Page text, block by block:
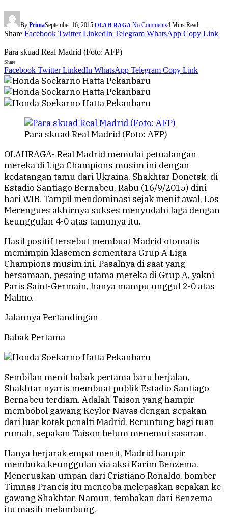
By PrimaSeptember 16, 2015 OLAH RAGA No Comments4 Mins Read
Share Facebook Twitter LinkedIn Telegram WhatsApp Copy Link
Para skuad Real Madrid (Foto: AFP)
Share
Facebook Twitter LinkedIn WhatsApp Telegram Copy Link
Para skuad Real Madrid (Foto: AFP)
OLAHRAGA- Real Madrid memulai petualangan
mereka di Liga Champions musim ini dengan
kedatangan tamu dari Ukraina, Shakhtar Donetsk, di
Estadio Santiago Bernabeu, Rabu (16/9/2015) dini
hari WIB. Tampil mendominasi sejak menit awal, Los
Merengues akhirnya sukses menyudahi laga dengan
keunggulan 4-0 atas tamunya itu.
Hasil positif tersebut membuat Madrid otomatis
memimpin klasemen sementara Grup A Liga
Champions musim ini. Pasalnya di saat yang
bersamaan, pesaing utama mereka di Grup A, yakni
Paris Saint-Germain, hanya mampu unggul 2-0 atas
Malmo.
Jalannya Pertandingan
Babak Pertama
Sembilan menit babak pertama baru berjalan,
Shakhtar nyaris membuat publik Estadio Santiago
Bernabeu terdiam. Adalah Taison yang hampir
membobol gawang Keylor Navas dengan sepakan
dari luar kotak penalti Madrid. Beruntung bagi tuan
rumah, sepakan Taison belum menemui sasaran.
Hanya berjarak empat menit, Madrid hampir
membuka keunggulan via aksi Karim Benzema.
Meneruskan umpan dari Cristiano Ronaldo, bomber
Timnas Prancis itu mencoba melepaskan sepakan ke
gawang Shakhtar. Namun, tembakan dari Benzema
itu masih melambung.